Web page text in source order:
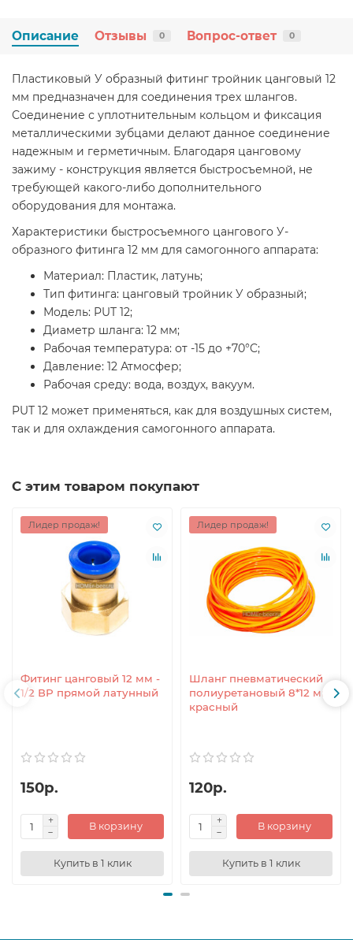
Описание Отзывы 0 Вопрос-ответ 0
Пластиковый У образный фитинг тройник цанговый 12
мм предназначен для соединения трех шлангов.
Соединение с уплотнительным кольцом и фиксация
металлическими зубцами делают данное соединение
надежным и герметичным. Благодаря цанговому
зажиму - конструкция является быстросъемной, не
требующей какого-либо дополнительного
оборудования для монтажа.
Характеристики быстросъемного цангового У-
образного фитинга 12 мм для самогонного аппарата:
Материал: Пластик, латунь;
Тип фитинга: цанговый тройник У образный;
Модель: PUT 12;
Диаметр шланга: 12 мм;
Рабочая температура: от -15 до +70°C;
Давление: 12 Атмосфер;
Рабочая среду: вода, воздух, вакуум.
PUT 12 может применяться, как для воздушных систем,
так и для охлаждения самогонного аппарата.
С этим товаром покупают
Лидер продаж!
Фитинг цанговый 12 мм -
1/2 ВР прямой латунный
150р.
В корзину
Купить в 1 клик
Лидер продаж!
Шланг пневматический
полиуретановый 8*12 мм
красный
120р.
В корзину
Купить в 1 клик